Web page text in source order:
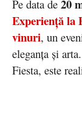
Pe data de 20
Experiență la
vinuri, un
eleganța și
Fiesta, este